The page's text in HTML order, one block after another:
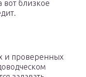
близкое
и проверенных